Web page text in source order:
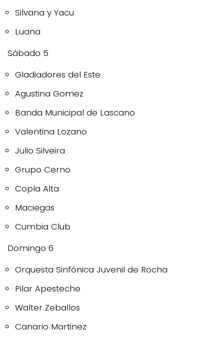
Silvana y Yacu
Luana
Sábado 5
Gladiadores del Este
Agustina Gomez
Banda Municipal de Lascano
Valentina Lozano
Julio Silveira
Grupo Cerno
Copla Alta
Maciegas
Cumbia Club
Domingo 6
Orquesta Sinfónica Juvenil de Rocha
Pilar Apesteche
Walter Zeballos
Canario Martinez